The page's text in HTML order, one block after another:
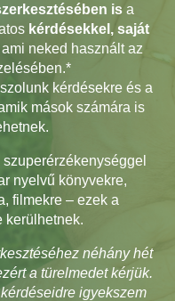
is a
kérdésekkel, saját
neked használt az
kérdésekre és a
mások számára is
nyelvű könyvekre,
filmekre – ezek a
kerülhetnek.
néhány hét
a türelmedet kérjük.
igyekszem